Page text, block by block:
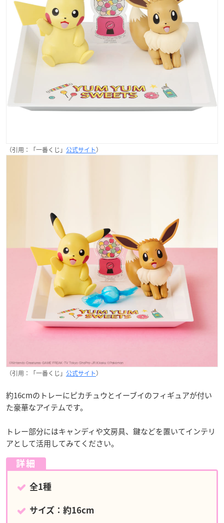
（引用：「一番くじ」 公式サイト）
（引用：「一番くじ」 公式サイト）
約16cmのトレーにピカチュウとイーブイのフィギュアが付い
た豪華なアイテムです。
トレー部分にはキャンディや文房具、鍵などを置いてインテリ
アとして活用してみてください。
詳細
全1種
サイズ：約16cm